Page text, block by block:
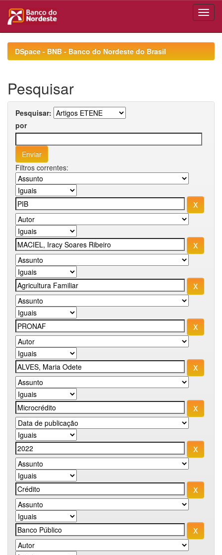
navigationDSpace - BNB - Banco do Nordeste do Brasil
Pesquisar
Pesquisar:
por
Filtros correntes: